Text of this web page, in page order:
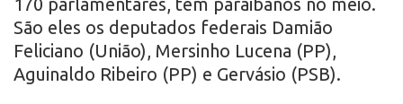
170 parlamentares, tem paraibanos no meio.
São eles os deputados federais Damião
Feliciano (União), Mersinho Lucena (PP),
Aguinaldo Ribeiro (PP) e Gervásio (PSB).